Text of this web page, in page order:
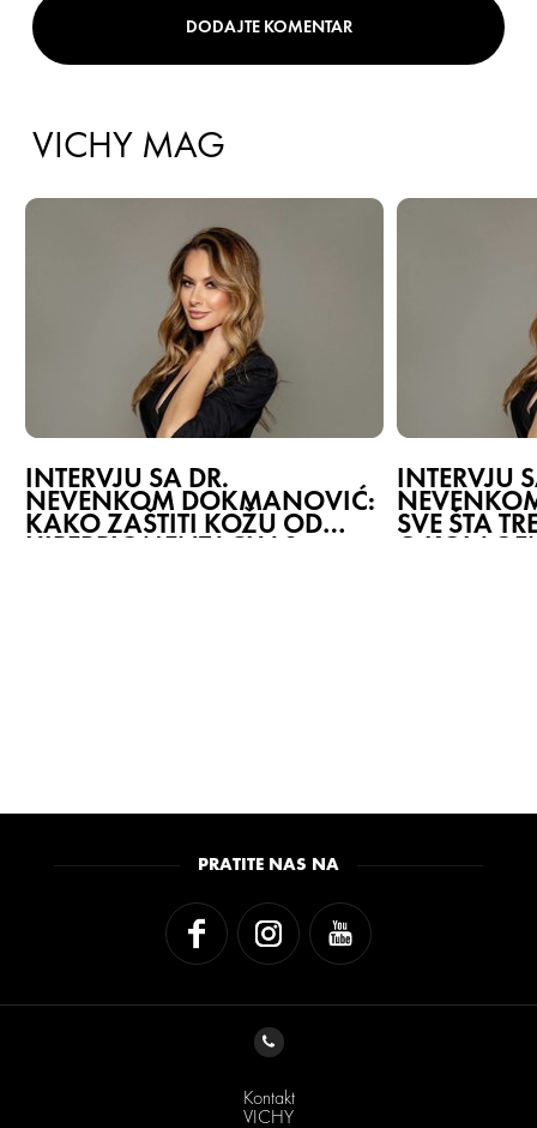
DODAJTE KOMENTAR
VICHY MAG
INTERVJU SA DR.
NEVENKOM DOKMANOVIĆ:
KAKO ZAŠTITI KOŽU OD
HIPERPIGMENTACIJA?
INTERVJU
SVE ŠTA
O
PRATITE NAS NA
Kontakt
VICHY